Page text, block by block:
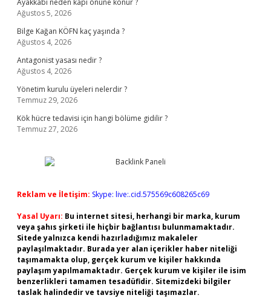
Ayakkabı neden kapı önüne konur ?
Ağustos 5, 2026
Bilge Kağan KÖFN kaç yaşında ?
Ağustos 4, 2026
Antagonist yasası nedir ?
Ağustos 4, 2026
Yönetim kurulu üyeleri nelerdir ?
Temmuz 29, 2026
Kök hücre tedavisi için hangi bölüme gidilir ?
Temmuz 27, 2026
Reklam ve İletişim: Skype: live:.cid.575569c608265c69
Yasal Uyarı: Bu internet sitesi, herhangi bir marka, kurum
veya şahıs şirketi ile hiçbir bağlantısı bulunmamaktadır.
Sitede yalnızca kendi hazırladığımız makaleler
paylaşılmaktadır. Burada yer alan içerikler haber niteliği
taşımamakta olup, gerçek kurum ve kişiler hakkında
paylaşım yapılmamaktadır. Gerçek kurum ve kişiler ile isim
benzerlikleri tamamen tesadüfidir. Sitemizdeki bilgiler
taslak halindedir ve tavsiye niteliği taşımazlar.